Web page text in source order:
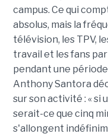
campus. Ce qui
absolus, mais la
télévision, les TPV,
travail et les fans
pendant une
Anthony Santora
sur son activité : « si
serait-ce que cinq
s'allongent